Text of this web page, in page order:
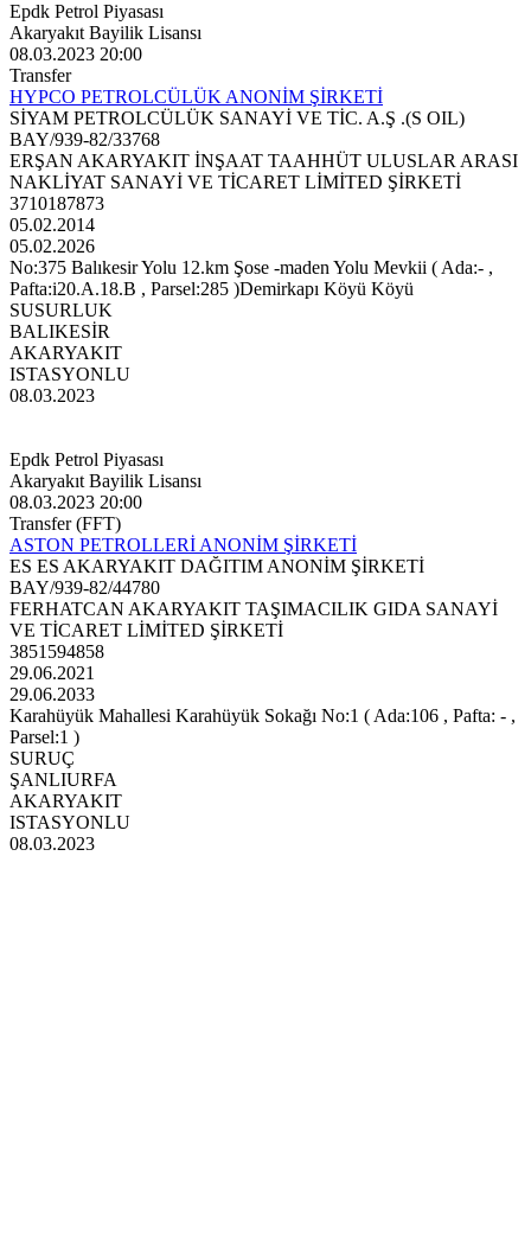
Epdk Petrol Piyasası
Akaryakıt Bayilik Lisansı
08.03.2023 20:00
Transfer
HYPCO PETROLCÜLÜK ANONİM ŞİRKETİ
SİYAM PETROLCÜLÜK SANAYİ VE TİC. A.Ş .(S OIL)
BAY/939-82/33768
ERŞAN AKARYAKIT İNŞAAT TAAHHÜT ULUSLAR ARASI
NAKLİYAT SANAYİ VE TİCARET LİMİTED ŞİRKETİ
3710187873
05.02.2014
05.02.2026
No:375 Balıkesir Yolu 12.km Şose -maden Yolu Mevkii ( Ada:- ,
Pafta:i20.A.18.B , Parsel:285 )Demirkapı Köyü Köyü
SUSURLUK
BALIKESİR
AKARYAKIT
ISTASYONLU
08.03.2023
Epdk Petrol Piyasası
Akaryakıt Bayilik Lisansı
08.03.2023 20:00
Transfer (FFT)
ASTON PETROLLERİ ANONİM ŞİRKETİ
ES ES AKARYAKIT DAĞITIM ANONİM ŞİRKETİ
BAY/939-82/44780
FERHATCAN AKARYAKIT TAŞIMACILIK GIDA SANAYİ
VE TİCARET LİMİTED ŞİRKETİ
3851594858
29.06.2021
29.06.2033
Karahüyük Mahallesi Karahüyük Sokağı No:1 ( Ada:106 , Pafta: - ,
Parsel:1 )
SURUÇ
ŞANLIURFA
AKARYAKIT
ISTASYONLU
08.03.2023